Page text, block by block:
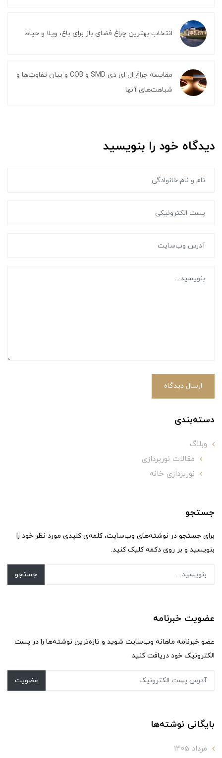
انتخاب بهترین چراغ فضای باز برای باغ، ویلا و حیاط
مقایسه چراغ ال ای دی SMD و COB و بیان تفاوت‌ها و
شباهت‌های آنها
دیدگاه خود را بنویسید
ارسال دیدگاه
دسته‌بندی
وبلاگ
مقالات نورپردازی
نورپردازی خانه
جستجو
برای جستجو در نوشته‌های وب‌سایت، کلمه‌ی کلیدی مورد نظر خود را
بنویسید و بر روی دکمه کلیک کنید.
جستجو
عضویت خبرنامه
عضو خبرنامه ماهانه وب‌سایت شوید و تازه‌ترین نوشته‌ها را در پست
الکترونیک خود دریافت کنید.
عضویت
بایگانی نوشته‌ها
مرداد 1405